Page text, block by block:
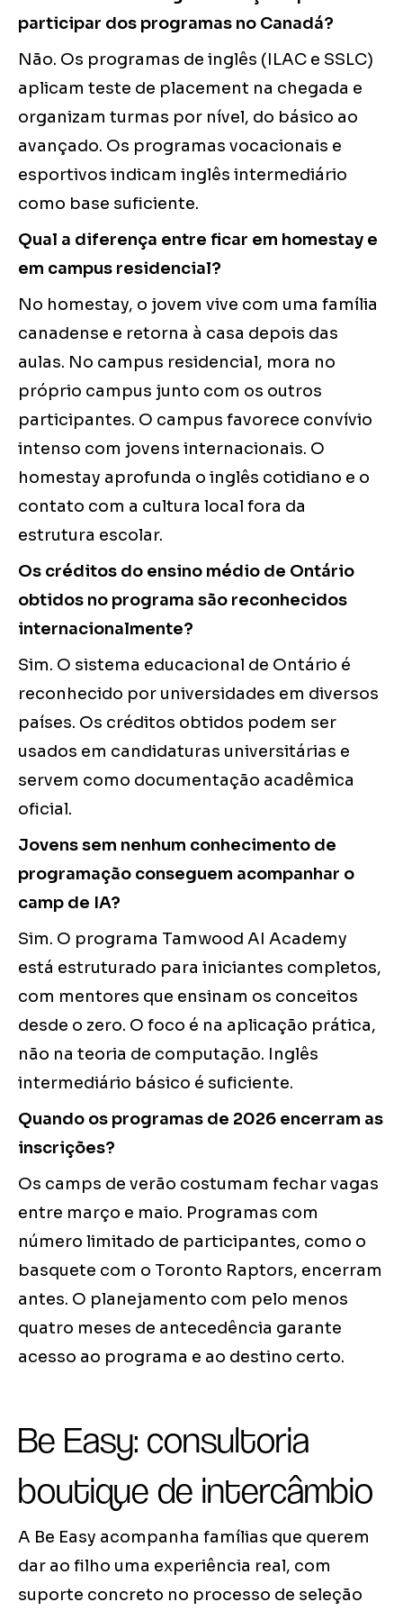
participar dos programas no Canadá?
Não. Os programas de inglês (ILAC e SSLC)
aplicam teste de placement na chegada e
organizam turmas por nível, do básico ao
avançado. Os programas vocacionais e
esportivos indicam inglês intermediário
como base suficiente.
Qual a diferença entre ficar em homestay e
em campus residencial?
No homestay, o jovem vive com uma família
canadense e retorna à casa depois das
aulas. No campus residencial, mora no
próprio campus junto com os outros
participantes. O campus favorece convívio
intenso com jovens internacionais. O
homestay aprofunda o inglês cotidiano e o
contato com a cultura local fora da
estrutura escolar.
Os créditos do ensino médio de Ontário
obtidos no programa são reconhecidos
internacionalmente?
Sim. O sistema educacional de Ontário é
reconhecido por universidades em diversos
países. Os créditos obtidos podem ser
usados em candidaturas universitárias e
servem como documentação acadêmica
oficial.
Jovens sem nenhum conhecimento de
programação conseguem acompanhar o
camp de IA?
Sim. O programa Tamwood AI Academy
está estruturado para iniciantes completos,
com mentores que ensinam os conceitos
desde o zero. O foco é na aplicação prática,
não na teoria de computação. Inglês
intermediário básico é suficiente.
Quando os programas de 2026 encerram as
inscrições?
Os camps de verão costumam fechar vagas
entre março e maio. Programas com
número limitado de participantes, como o
basquete com o Toronto Raptors, encerram
antes. O planejamento com pelo menos
quatro meses de antecedência garante
acesso ao programa e ao destino certo.
Be Easy: consultoria
boutique de intercâmbio
A Be Easy acompanha famílias que querem
dar ao filho uma experiência real, com
suporte concreto no processo de seleção